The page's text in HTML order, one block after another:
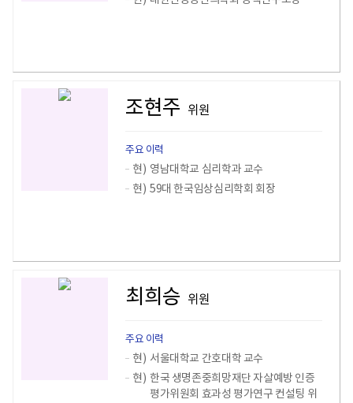
조현주 위원
주요 이력
현) 영남대학교 심리학과 교수
현) 59대 한국임상심리학회 회장
최희승 위원
주요 이력
현) 서울대학교 간호대학 교수
현) 한국 생명존중희망재단 자살예방 인증
평가위원회 효과성 평가연구 컨설팅 위